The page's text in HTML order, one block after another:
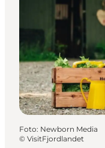
Foto: Newborn Media
© VisitFjordlandet